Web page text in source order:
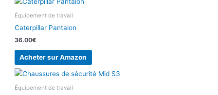
Équipement de travail
Caterpillar Pantalon
36.00€
Acheter sur Amazon
Équipement de travail